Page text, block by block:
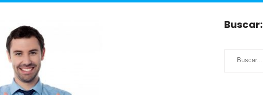
Buscar: